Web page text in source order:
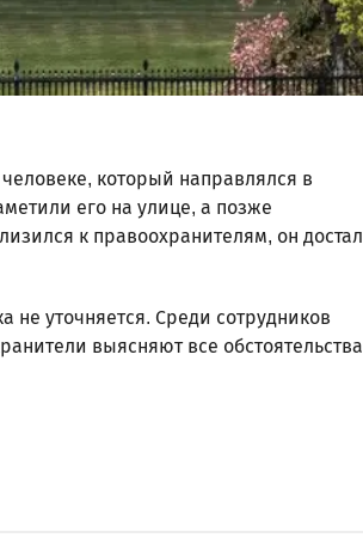
который направлялся в
его на улице, а позже
к правоохранителям, он достал
не уточняется. Среди сотрудников
выясняют все обстоятельства